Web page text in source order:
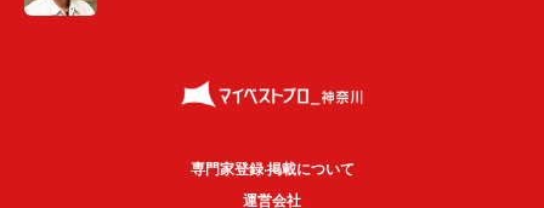
専門家登録·掲載について
運営会社